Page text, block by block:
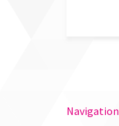
Navigation